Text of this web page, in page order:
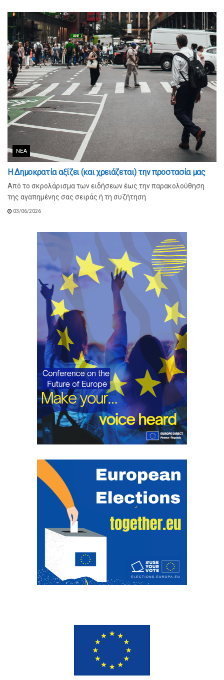
ΝΈΑ
Η Δημοκρατία αξίζει (και χρειάζεται) την προστασία μας
Από το σκρολάρισμα των ειδήσεων έως την παρακολούθηση
της αγαπημένης σας σειράς ή τη συζήτηση
03/06/2026